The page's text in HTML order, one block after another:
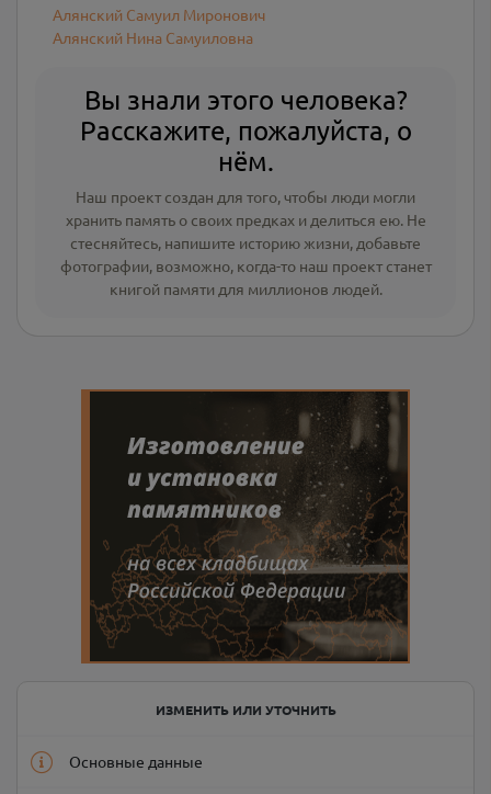
Алянский Самуил Миронович
Алянский Нина Самуиловна
Вы знали этого человека?
Расскажите, пожалуйста, о
нём.
Наш проект создан для того, чтобы люди могли
хранить память о своих предках и делиться ею. Не
стесняйтесь, напишите историю жизни, добавьте
фотографии, возможно, когда-то наш проект станет
книгой памяти для миллионов людей.
ИЗМЕНИТЬ ИЛИ УТОЧНИТЬ
Основные данные